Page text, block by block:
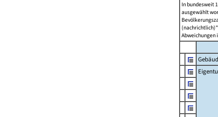
In bundesweit
ausgewählt
Abweichungen